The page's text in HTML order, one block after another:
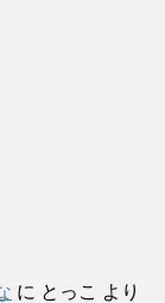
に とっこ より